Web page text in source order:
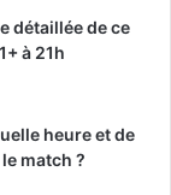
détaillée de ce
à 21h
heure et de
match ?